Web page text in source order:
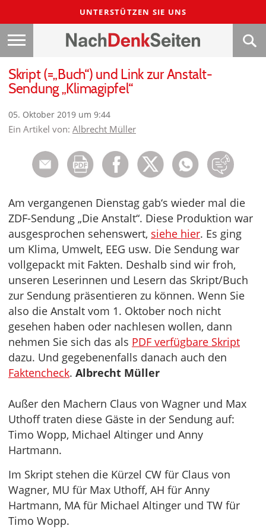
UNTERSTÜTZEN SIE UNS
Skript (=„Buch“) und Link zur Anstalt-
Sendung „Klimagipfel“
05. Oktober 2019 um 9:44
Ein Artikel von: Albrecht Müller
Am vergangenen Dienstag gab‘s wieder mal die
ZDF-Sendung „Die Anstalt“. Diese Produktion war
ausgesprochen sehenswert, siehe hier. Es ging
um Klima, Umwelt, EEG usw. Die Sendung war
vollgepackt mit Fakten. Deshalb sind wir froh,
unseren Leserinnen und Lesern das Skript/Buch
zur Sendung präsentieren zu können. Wenn Sie
also die Anstalt vom 1. Oktober noch nicht
gesehen haben oder nachlesen wollen, dann
nehmen Sie sich das als PDF verfügbare Skript
dazu. Und gegebenenfalls danach auch den
Faktencheck. Albrecht Müller
Außer den Machern Claus von Wagner und Max
Uthoff traten diese Gäste in der Sendung auf:
Timo Wopp, Michael Altinger und Anny
Hartmann.
Im Skript stehen die Kürzel CW für Claus von
Wagner, MU für Max Uthoff, AH für Anny
Hartmann, MA für Michael Altinger und TW für
Timo Wopp.